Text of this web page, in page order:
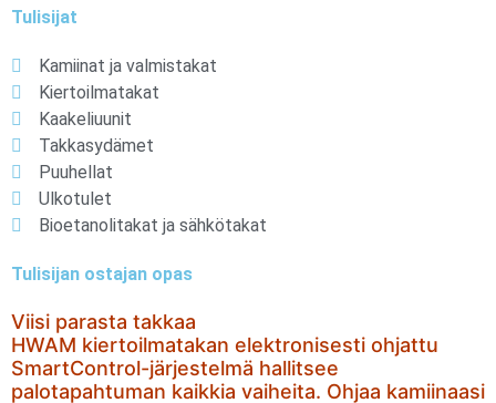
Tulisijat
Kamiinat ja valmistakat
Kiertoilmatakat
Kaakeliuunit
Takkasydämet
Puuhellat
Ulkotulet
Bioetanolitakat ja sähkötakat
Tulisijan ostajan opas
Viisi parasta takkaa
HWAM kiertoilmatakan elektronisesti ohjattu
SmartControl-järjestelmä hallitsee
palotapahtuman kaikkia vaiheita. Ohjaa kamiinaasi